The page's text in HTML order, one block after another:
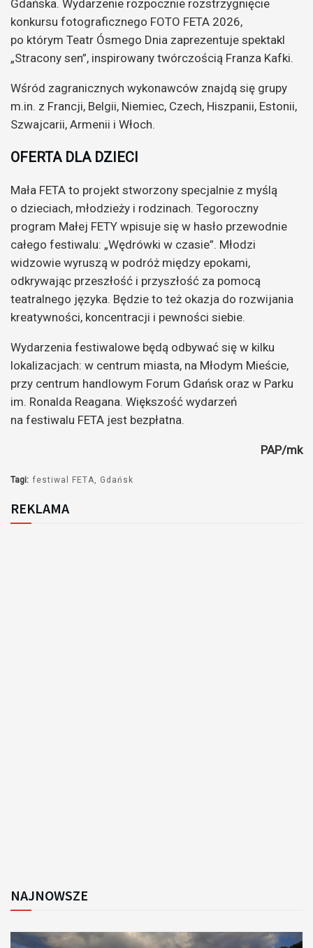
Gdańska. Wydarzenie rozpocznie rozstrzygnięcie
konkursu fotograficznego FOTO FETA 2026,
po którym Teatr Ósmego Dnia zaprezentuje spektakl
„Stracony sen”, inspirowany twórczością Franza Kafki.
Wśród zagranicznych wykonawców znajdą się grupy
m.in. z Francji, Belgii, Niemiec, Czech, Hiszpanii, Estonii,
Szwajcarii, Armenii i Włoch.
OFERTA DLA DZIECI
Mała FETA to projekt stworzony specjalnie z myślą
o dzieciach, młodzieży i rodzinach. Tegoroczny
program Małej FETY wpisuje się w hasło przewodnie
całego festiwalu: „Wędrówki w czasie”. Młodzi
widzowie wyruszą w podróż między epokami,
odkrywając przeszłość i przyszłość za pomocą
teatralnego języka. Będzie to też okazja do rozwijania
kreatywności, koncentracji i pewności siebie.
Wydarzenia festiwalowe będą odbywać się w kilku
lokalizacjach: w centrum miasta, na Młodym Mieście,
przy centrum handlowym Forum Gdańsk oraz w Parku
im. Ronalda Reagana. Większość wydarzeń
na festiwalu FETA jest bezpłatna.
PAP/mk
Tagi: festiwal FETA Gdańsk
REKLAMA
NAJNOWSZE